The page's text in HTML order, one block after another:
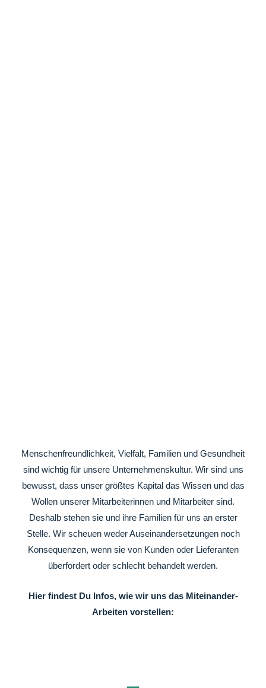
Menschenfreundlichkeit, Vielfalt, Familien und Gesundheit
sind wichtig für unsere Unternehmenskultur. Wir sind uns
bewusst, dass unser größtes Kapital das Wissen und das
Wollen unserer Mitarbeiterinnen und Mitarbeiter sind.
Deshalb stehen sie und ihre Familien für uns an erster
Stelle. Wir scheuen weder Auseinandersetzungen noch
Konsequenzen, wenn sie von Kunden oder Lieferanten
überfordert oder schlecht behandelt werden.
Hier findest Du Infos, wie wir uns das Miteinander-
Arbeiten vorstellen: